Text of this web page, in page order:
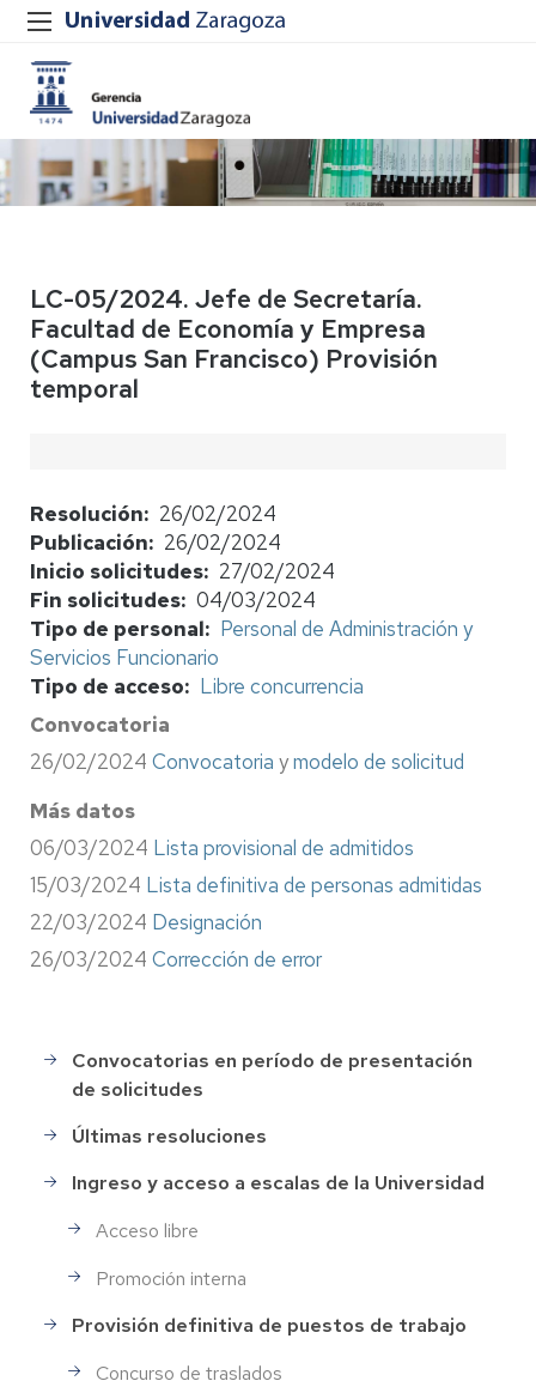
LC-05/2024. Jefe de Secretaría.
Facultad de Economía y Empresa
(Campus San Francisco) Provisión
temporal
Resolución
26/02/2024
Publicación
26/02/2024
Inicio solicitudes
27/02/2024
Fin solicitudes 04/03/2024
Tipo de personal
Personal de Administración y
Servicios Funcionario
Tipo de acceso
Libre concurrencia
Convocatoria
26/02/2024 Convocatoria ymodelo de solicitud
Más datos
06/03/2024 Lista provisional de admitidos
15/03/2024 Lista definitiva de personas admitidas
22/03/2024 Designación
26/03/2024 Corrección de error
Selección
de
Personal
Convocatorias en período de presentación
de solicitudes
Últimas resoluciones
Ingreso y acceso a escalas de la Universidad
Acceso libre
Promoción interna
Provisión definitiva de puestos de trabajo
Concurso de traslados